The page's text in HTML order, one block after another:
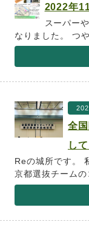
2022年
スーパー
なりました。 つ
全
し
Reの城所です。
京都選抜チーム